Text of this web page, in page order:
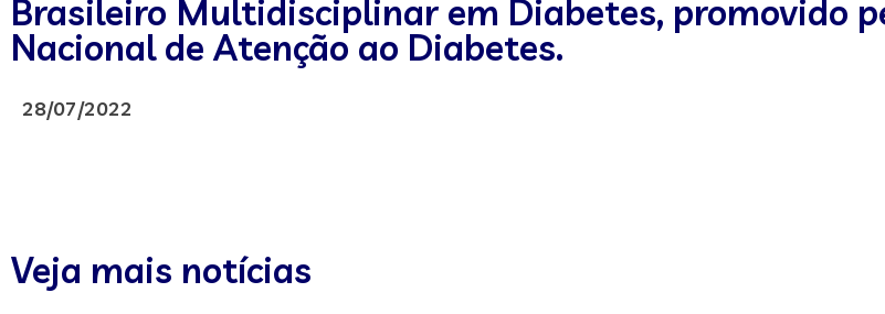
Brasileiro Multidisciplinar em Diabetes, promovido
Nacional de Atenção ao Diabetes.
28/07/2022
Veja mais notícias